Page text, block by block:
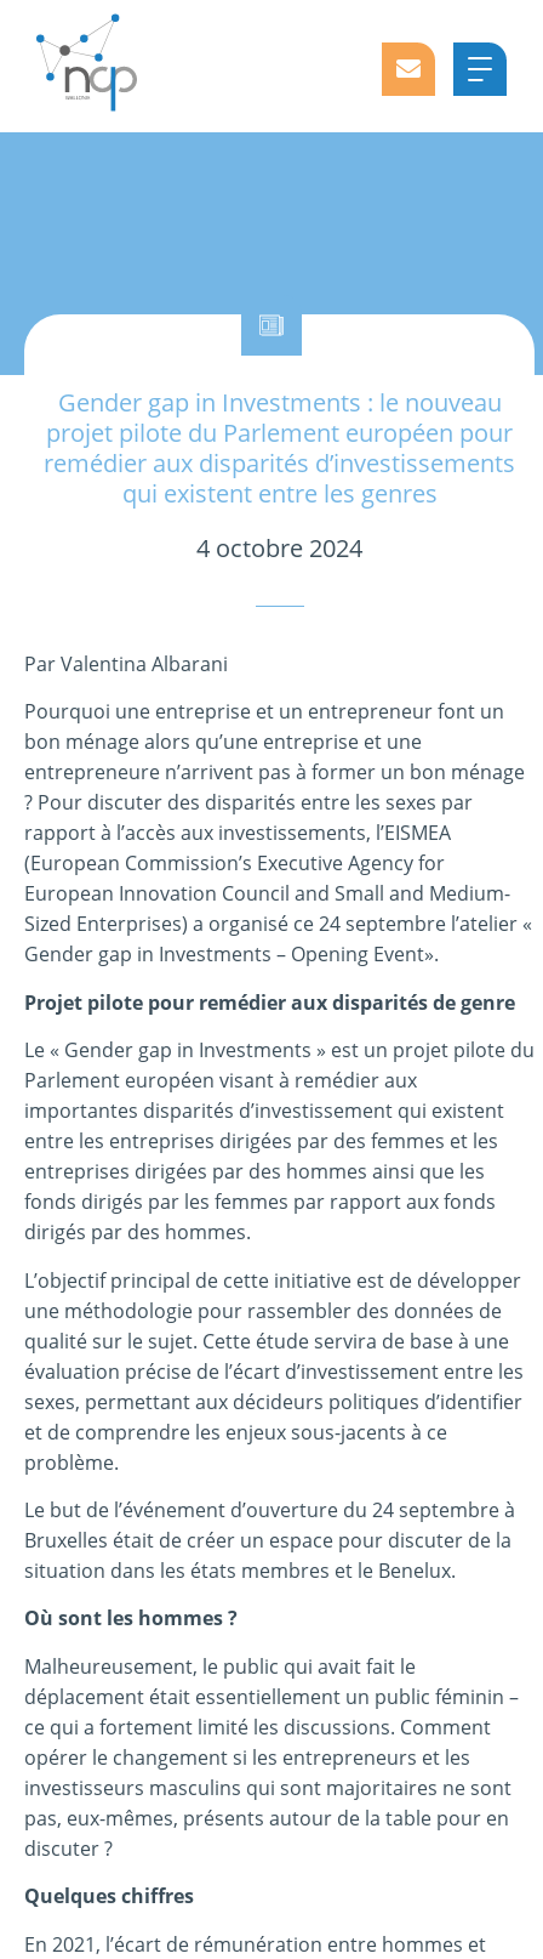
Gender gap in Investments : le nouveau
projet pilote du Parlement européen pour
remédier aux disparités d’investissements
qui existent entre les genres
4 octobre 2024
Par Valentina Albarani
Pourquoi une entreprise et un entrepreneur font un
bon ménage alors qu’une entreprise et une
entrepreneure n’arrivent pas à former un bon ménage
? Pour discuter des disparités entre les sexes par
rapport à l’accès aux investissements, l’EISMEA
(European Commission’s Executive Agency for
European Innovation Council and Small and Medium-
Sized Enterprises) a organisé ce 24 septembre l’atelier «
Gender gap in Investments – Opening Event».
Projet pilote pour remédier aux disparités de genre
Le « Gender gap in Investments » est un projet pilote du
Parlement européen visant à remédier aux
importantes disparités d’investissement qui existent
entre les entreprises dirigées par des femmes et les
entreprises dirigées par des hommes ainsi que les
fonds dirigés par les femmes par rapport aux fonds
dirigés par des hommes.
L’objectif principal de cette initiative est de développer
une méthodologie pour rassembler des données de
qualité sur le sujet. Cette étude servira de base à une
évaluation précise de l’écart d’investissement entre les
sexes, permettant aux décideurs politiques d’identifier
et de comprendre les enjeux sous-jacents à ce
problème.
Le but de l’événement d’ouverture du 24 septembre à
Bruxelles était de créer un espace pour discuter de la
situation dans les états membres et le Benelux.
Où sont les hommes ?
Malheureusement, le public qui avait fait le
déplacement était essentiellement un public féminin –
ce qui a fortement limité les discussions. Comment
opérer le changement si les entrepreneurs et les
investisseurs masculins qui sont majoritaires ne sont
pas, eux-mêmes, présents autour de la table pour en
discuter ?
Quelques chiffres
En 2021, l’écart de rémunération entre hommes et